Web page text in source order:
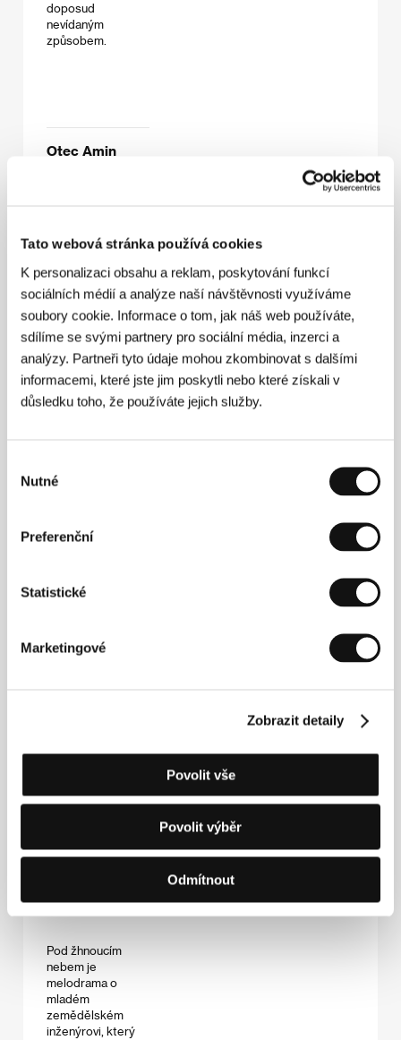
Tato webová stránka používá cookies
K personalizaci obsahu a reklam, poskytování funkcí
sociálních médií a analýze naší návštěvnosti využíváme
soubory cookie. Informace o tom, jak náš web používáte,
sdílíme se svými partnery pro sociální média, inzerci a
analýzy. Partneři tyto údaje mohou zkombinovat s dalšími
informacemi, které jste jim poskytli nebo které získali v
důsledku toho, že používáte jejich služby.
souhlasu
Nutné
Preferenční
Statistické
Marketingové
Zobrazit detaily
Povolit vše
Povolit výběr
Odmítnout
doposud
nevídaným
způsobem.
Otec Amin
Šahínův režijní
debut je
ukázkovým
příkladem
egyptských
studiových filmů
své doby.
Fantaskní komedie
pojednává o
jeho smrti
Atypický debut
egyptského
režiséra, který
americkým
nebem
1954, 116 min
Pod žhnoucím
nebem je
melodrama o
mladém
zemědělském
inženýrovi, který